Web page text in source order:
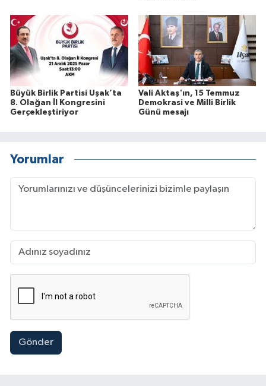
Büyük Birlik Partisi Uşak’ta
8. Olağan İl Kongresini
Gerçekleştiriyor
Vali Aktaş'ın, 15 Temmuz
Demokrasi ve Milli Birlik
Günü mesajı
Yorumlar
Gönder